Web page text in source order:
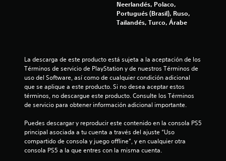
Neerlandés, Polaco,
Portugués (Brasil), Ruso,
Tailandés, Turco, Árabe
La descarga de este producto está sujeta a la aceptación de los
Términos de servicio de PlayStation y de nuestros Términos de
uso del Software, así como de cualquier condición adicional
que se aplique a este producto. Si no desea aceptar estos
términos, no descargue este producto. Consulte los Términos
de servicio para obtener información adicional importante.
Puedes descargar y reproducir este contenido en la consola PS5
principal asociada a tu cuenta a través del ajuste “Uso
compartido de consola y juego offline”, y en cualquier otra
consola PS5 a la que entres con la misma cuenta.